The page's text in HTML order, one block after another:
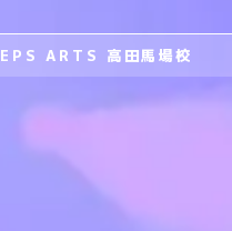
ARTS 高田馬場校